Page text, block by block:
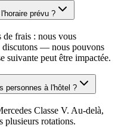
prévu ?
frais : nous vous
discutons — nous pouvons
suivante peut être impactée.
personnes à l'hôtel ?
Classe V. Au-delà,
plusieurs rotations.